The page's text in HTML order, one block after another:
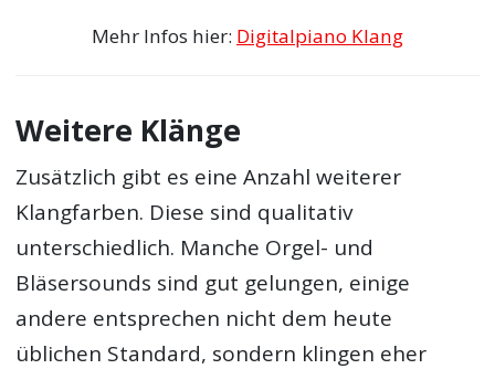
Mehr Infos hier: Digitalpiano Klang
Weitere Klänge
Zusätzlich gibt es eine Anzahl weiterer
Klangfarben. Diese sind qualitativ
unterschiedlich. Manche Orgel- und
Bläsersounds sind gut gelungen, einige
andere entsprechen nicht dem heute
üblichen Standard, sondern klingen eher